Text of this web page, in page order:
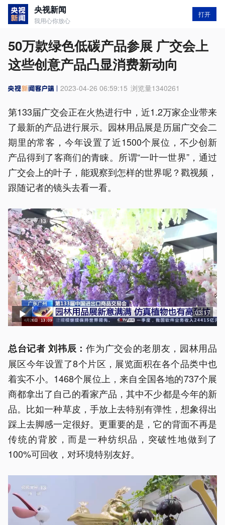
央视新闻
我用心你放心
打开
50万款绿色低碳产品参展 广交会上
这些创意产品凸显消费新动向
2023-04-26 06:59:15 浏览量1340261
第133届广交会正在火热进行中，近1.2万家企业带来
了最新的产品进行展示。园林用品展是历届广交会二
期里的常客，今年设置了近1500个展位，不少创新
产品得到了客商们的青睐。所谓“一叶一世界”，通过
广交会上的叶子，能观察到怎样的世界呢？戳视频，
跟随记者的镜头去看一看。
03:17
总台记者 刘祎辰：作为广交会的老朋友，园林用品
展区今年设置了8个片区，展览面积在各个品类中也
着实不小。1468个展位上，来自全国各地的737个展
商都拿出了自己的看家产品，其中不少都是今年的新
品。比如一种草皮，手放上去特别有弹性，想象得出
踩上去脚感一定很好。更重要的是，它的背面不再是
传统的背胶，而是一种纺织品，突破性地做到了
100%可回收，对环境特别友好。